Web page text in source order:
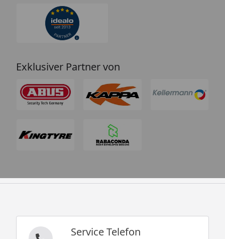
Exklusiver Partner von
Service Telefon